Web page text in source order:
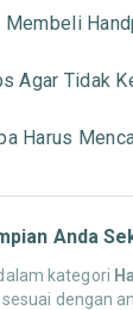
Membeli
Agar Tidak
Harus
Anda
kategori
dengan